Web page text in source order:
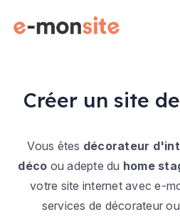
Créer un site
Vous êtes décorateur
déco ou adepte du home
votre site internet avec e-
services de décorateur